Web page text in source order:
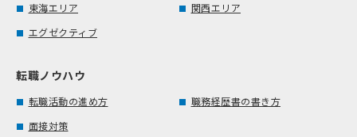
東海エリア
関西エリア
エグゼクティブ
転職ノウハウ
転職活動の進め方
職務経歴書の書き方
面接対策